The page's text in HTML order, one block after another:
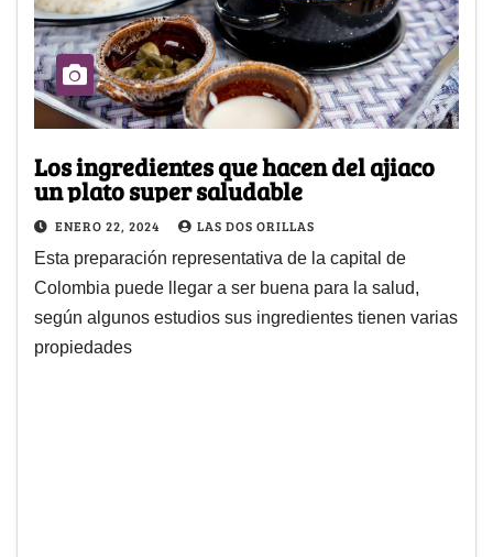
Los ingredientes que hacen del ajiaco
un plato super saludable
ENERO 22, 2024 LAS DOS ORILLAS
Esta preparación representativa de la capital de
Colombia puede llegar a ser buena para la salud,
según algunos estudios sus ingredientes tienen varias
propiedades